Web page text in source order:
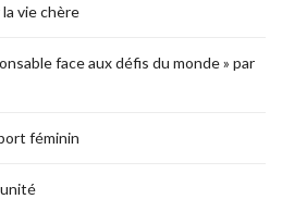
vie chère
face aux défis du monde » par
féminin